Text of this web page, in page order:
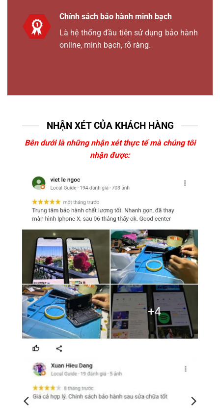
Chính sách bảo hành minh bạch
Là hệ thống đầu tiên sử dụng bảo hành
online, minh bạch, rõ ràng.
NHẬN XÉT CỦA KHÁCH HÀNG
Bên dưới là những nhận xét thực tế mà chúng tôi
nhận được: